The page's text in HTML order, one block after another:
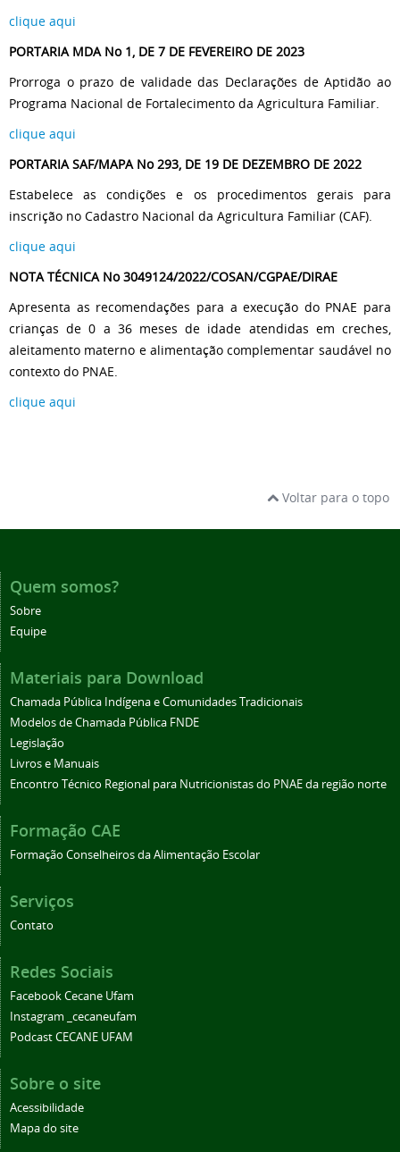
clique aqui
PORTARIA MDA No 1, DE 7 DE FEVEREIRO DE 2023
Prorroga o prazo de validade das Declarações de Aptidão ao
Programa Nacional de Fortalecimento da Agricultura Familiar.
clique aqui
PORTARIA SAF/MAPA No 293, DE 19 DE DEZEMBRO DE 2022
Estabelece as condições e os procedimentos gerais para
inscrição no Cadastro Nacional da Agricultura Familiar (CAF).
clique aqui
NOTA TÉCNICA No 3049124/2022/COSAN/CGPAE/DIRAE
Apresenta as recomendações para a execução do PNAE para
crianças de 0 a 36 meses de idade atendidas em creches,
aleitamento materno e alimentação complementar saudável no
contexto do PNAE.
clique aqui
Voltar para o topo
Quem somos?
Sobre
Equipe
Materiais para Download
Chamada Pública Indígena e Comunidades Tradicionais
Modelos de Chamada Pública FNDE
Legislação
Livros e Manuais
Encontro Técnico Regional para Nutricionistas do PNAE da região norte
Formação CAE
Formação Conselheiros da Alimentação Escolar
Serviços
Contato
Redes Sociais
Facebook Cecane Ufam
Instagram _cecaneufam
Podcast CECANE UFAM
Sobre o site
Acessibilidade
Mapa do site